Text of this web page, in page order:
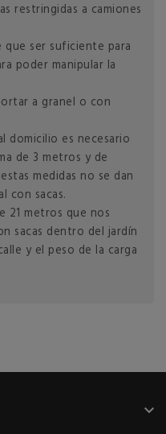
restringidas a camiones
que ser suficiente para
poder manipular la
a granel o con
domicilio es necesario
de 3 metros y de
medidas no se dan
con sacas.
21 metros que nos
sacas dentro del jardín
y el peso de la carga
keyboard_arrow_down